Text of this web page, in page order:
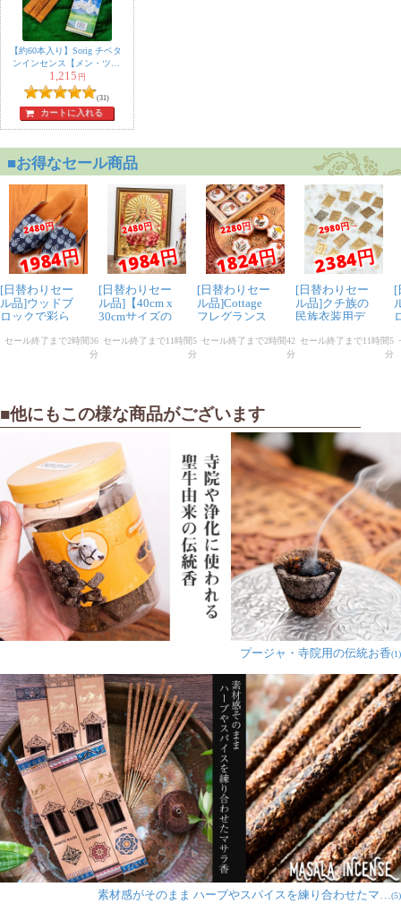
【約60本入り】Sorig チベタ
ンインセンス【メン・ツィ
ー・カンのお香】
1,215 円
(31)
カートに入れる
■他にもこの様な商品がございます
プージャ・寺院用の伝統お香(1)
素材感がそのまま ハーブやスパイスを練り合わせたマ…(5)